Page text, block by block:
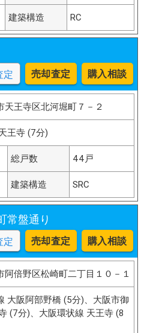
建築構造 RC
定 売却査定 購入相談
天王寺区北河堀町７－２
王寺 (7分)
総戸数 44戸
建築構造 SRC
常盤通り
定 売却査定 購入相談
阿倍野区松崎町二丁目１０－１
大阪阿部野橋 (5分)、大阪市御
(7分)、大阪環状線 天王寺 (8